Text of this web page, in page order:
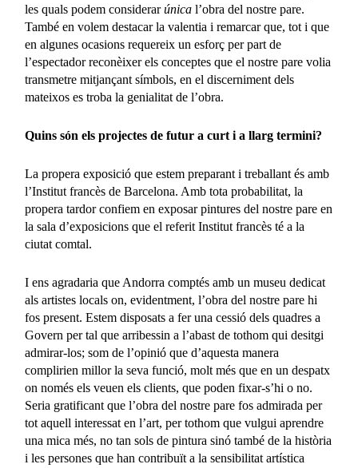
les quals podem considerarúnica l’obra del nostre pare.
També en volem destacar la valentia i remarcar que, tot i que
en algunes ocasions requereix un esforç per part de
l’espectador reconèixer els conceptes que el nostre pare volia
transmetre mitjançant símbols, en el discerniment dels
mateixos es troba la genialitat de l’obra.
Quins són els projectes de futur a curt i a llarg termini?
La propera exposició que estem preparant i treballant és amb
l’Institut francès de Barcelona. Amb tota probabilitat, la
propera tardor confiem en exposar pintures del nostre pare en
la sala d’exposicions que el referit Institut francès té a la
ciutat comtal.
I ens agradaria que Andorra comptés amb un museu dedicat
als artistes locals on, evidentment, l’obra del nostre pare hi
fos present. Estem disposats a fer una cessió dels quadres a
Govern per tal que arribessin a l’abast de tothom qui desitgi
admirar-los; som de l’opinió que d’aquesta manera
complirien millor la seva funció, molt més que en un despatx
on només els veuen els clients, que poden fixar-s’hi o no.
Seria gratificant que l’obra del nostre pare fos admirada per
tot aquell interessat en l’art, per tothom que vulgui aprendre
una mica més, no tan sols de pintura sinó també de la història
i les persones que han contribuït a la sensibilitat artística